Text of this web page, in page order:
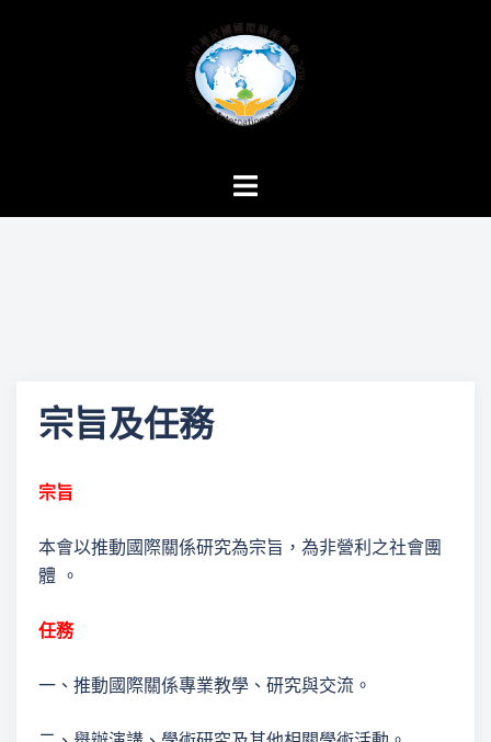
Toggle
宗旨及任務
宗旨
本會以推動國際關係研究為宗旨，為非營利之社會團
體 。
任務
一、推動國際關係專業教學、研究與交流。